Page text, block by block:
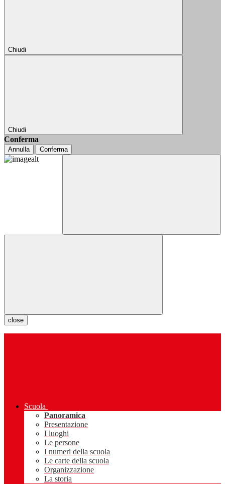
Chiudi
Chiudi
Conferma
Annulla Conferma
close
Scuola
Panoramica
Presentazione
I luoghi
Le persone
I numeri della scuola
Le carte della scuola
Organizzazione
La storia